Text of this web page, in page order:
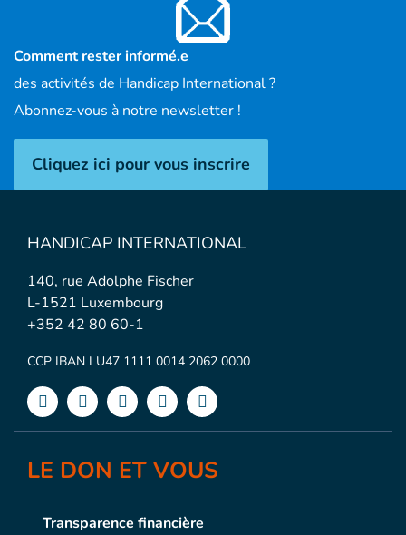
Comment rester informé.e
des activités de Handicap International ?
Abonnez-vous à notre newsletter !
Cliquez ici pour vous inscrire
HANDICAP INTERNATIONAL
140, rue Adolphe Fischer
L-1521 Luxembourg
+352 42 80 60-1
CCP IBAN LU47 1111 0014 2062 0000
LE DON ET VOUS
Transparence financière